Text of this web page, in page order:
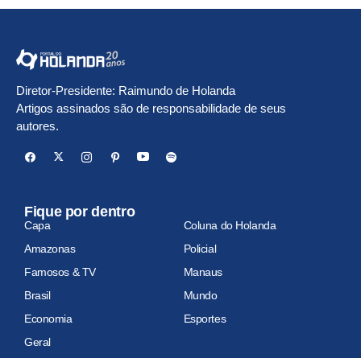
Diretor-Presidente: Raimundo de Holanda
Artigos assinados são de responsabilidade de seus
autores.
Fique por dentro
Capa
Coluna do Holanda
Amazonas
Policial
Famosos & TV
Manaus
Brasil
Mundo
Economia
Esportes
Geral